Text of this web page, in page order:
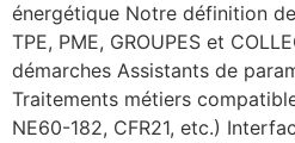
énergétique Notre définition
TPE, PME, GROUPES et
démarches Assistants de
Traitements métiers
NE60-182, CFR21, etc.)